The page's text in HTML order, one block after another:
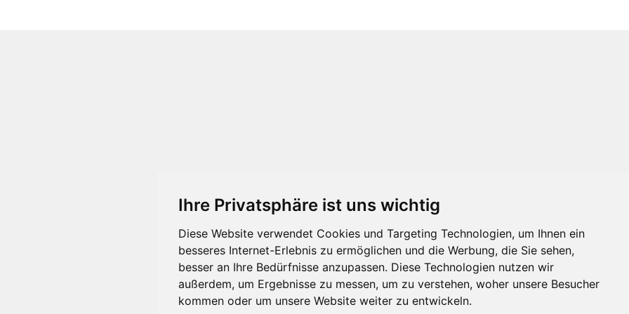
Ihre Privatsphäre ist uns wichtig
Diese Website verwendet Cookies und Targeting Technologien, um Ihnen ein
besseres Internet-Erlebnis zu ermöglichen und die Werbung, die Sie sehen,
besser an Ihre Bedürfnisse anzupassen. Diese Technologien nutzen wir
außerdem, um Ergebnisse zu messen, um zu verstehen, woher unsere Besucher
kommen oder um unsere Website weiter zu entwickeln.